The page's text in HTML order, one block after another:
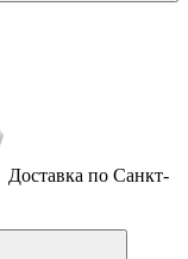
Доставка по Санкт-